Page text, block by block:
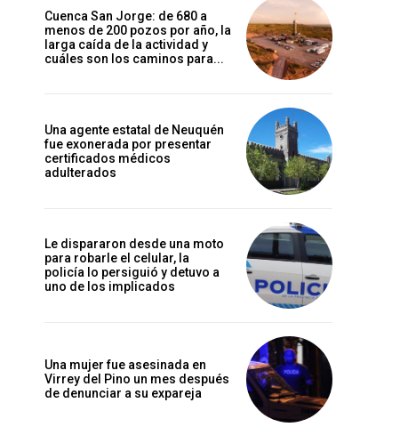
Cuenca San Jorge: de 680 a
menos de 200 pozos por año, la
larga caída de la actividad y
cuáles son los caminos para...
Una agente estatal de Neuquén
fue exonerada por presentar
certificados médicos
adulterados
Le dispararon desde una moto
para robarle el celular, la
policía lo persiguió y detuvo a
uno de los implicados
Una mujer fue asesinada en
Virrey del Pino un mes después
de denunciar a su expareja